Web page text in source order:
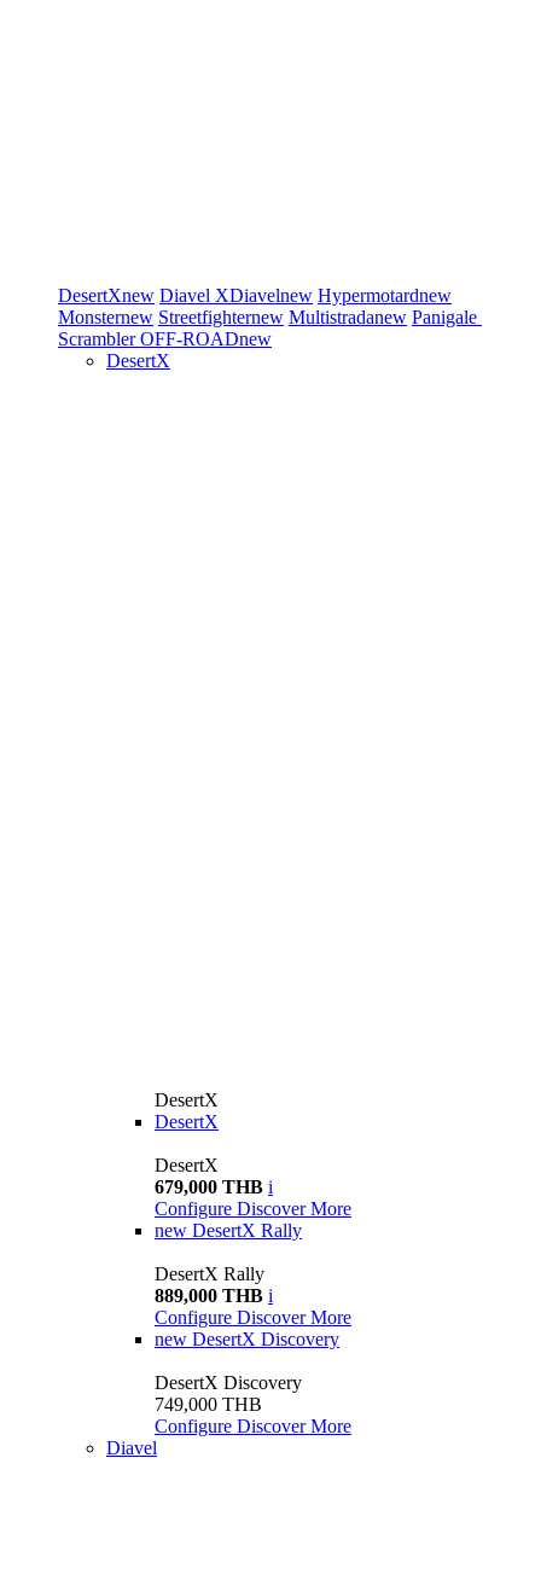
DesertXnew Diavel XDiavelnew Hypermotardnew
Monsternew Streetfighternew Multistradanew Panigale
ScramblerOFF-ROADnew
DesertX
DesertX
DesertX
DesertX
679,000 THB i
Configure Discover More
new DesertX Rally
DesertX Rally
889,000 THB i
Configure Discover More
new DesertX Discovery
DesertX Discovery
749,000 THB
Configure Discover More
Diavel